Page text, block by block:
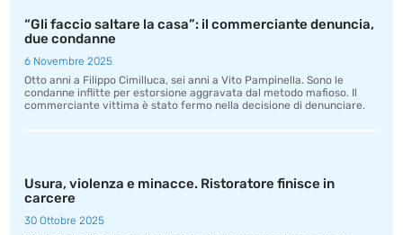
“Gli faccio saltare la casa”: il commerciante denuncia,
due condanne
6 Novembre 2025
Otto anni a Filippo Cimilluca, sei anni a Vito Pampinella. Sono le
condanne inflitte per estorsione aggravata dal metodo mafioso. Il
commerciante vittima è stato fermo nella decisione di denunciare.
Usura, violenza e minacce. Ristoratore finisce in
carcere
30 Ottobre 2025